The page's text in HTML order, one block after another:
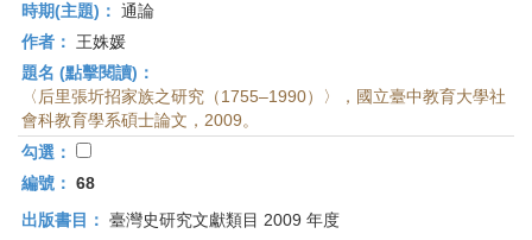
時期(主題)： 通論
作者：
王姝媛
題名 (點擊閱讀)：
〈后里張圻招家族之研究（1755–1990）〉，國立臺中教育大學社
會科教育學系碩士論文，2009。
勾選：
編號： 68
出版書目： 臺灣史研究文獻類目 2009 年度